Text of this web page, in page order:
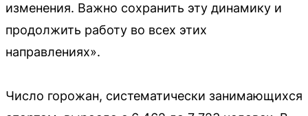
изменения. Важно сохранить эту динамику и
продолжить работу во всех этих
направлениях».
Число горожан, систематически занимающихся